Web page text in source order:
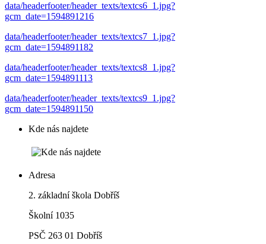
data/headerfooter/header_texts/textcs6_1.jpg?
gcm_date=1594891216
data/headerfooter/header_texts/textcs7_1.jpg?
gcm_date=1594891182
data/headerfooter/header_texts/textcs8_1.jpg?
gcm_date=1594891113
data/headerfooter/header_texts/textcs9_1.jpg?
gcm_date=1594891150
Kde nás najdete
Adresa
2. základní škola Dobříš
Školní 1035
PSČ 263 01 Dobříš